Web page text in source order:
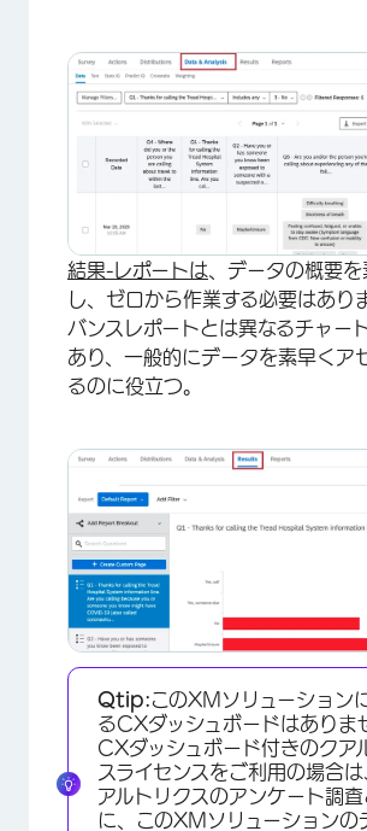
結果-レポートは 、データの概要
し、ゼロから作業する必要はあり
バンスレポートとは異なるチャー
あり、一般的にデータを素早くア
るのに役立つ。
Qtip:このXMソリューション
るCXダッシュボードはありま
CXダッシュボード付きのクア
スライセンスをご利用の場合
アルトリクスのアンケート調
に、このXMソリューションの